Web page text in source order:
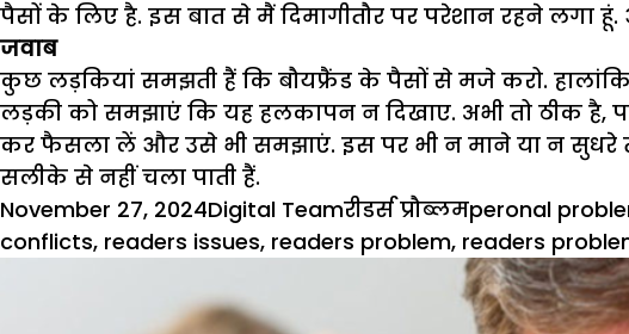
पैसों के लिए है. इस बात से मैं दिमागीतौर पर परेशान रहने लगा
जवाब
कुछ लड़कियां समझती हैं कि बौयफ्रैंड के पैसों से मजे करो.
लड़की को समझाएं कि यह हलकापन न दिखाए. अभी तो ठीक है,
कर फैसला लें और उसे भी समझाएं. इस पर भी न माने या न सुधरे
सलीके से नहीं चला पाती हैं.
Posted
on
November 27, 2024Author
Digital TeamCategories
रीडर्स प्रौब्लमTags
peronal
conflicts, readers issues, readers problem, readers